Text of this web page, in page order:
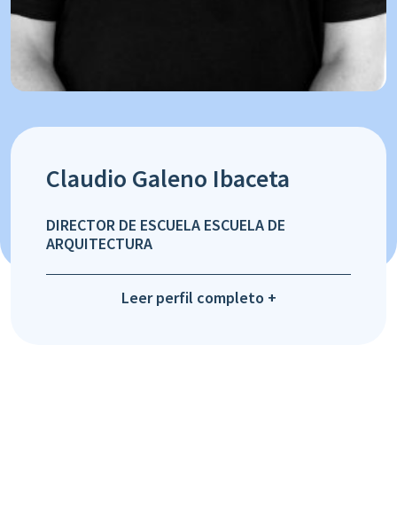
Claudio Galeno Ibaceta
DIRECTOR DE ESCUELA ESCUELA DE
ARQUITECTURA
Leer perfil completo +